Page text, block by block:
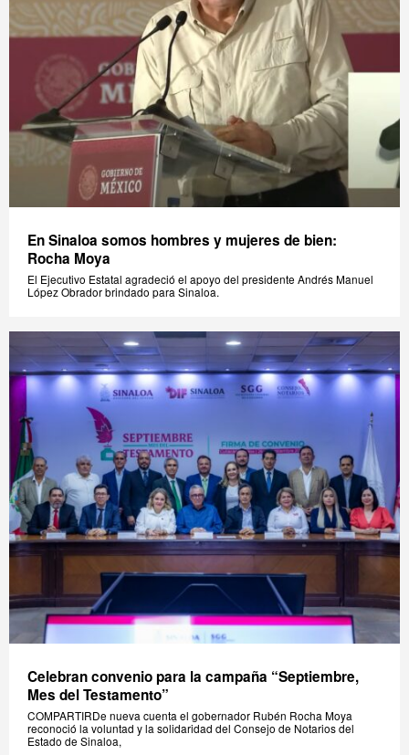
En Sinaloa somos hombres y mujeres de bien:
Rocha Moya
El Ejecutivo Estatal agradeció el apoyo del presidente Andrés Manuel
López Obrador brindado para Sinaloa.
Celebran convenio para la campaña “Septiembre,
Mes del Testamento”
COMPARTIRDe nueva cuenta el gobernador Rubén Rocha Moya
reconoció la voluntad y la solidaridad del Consejo de Notarios del
Estado de Sinaloa,